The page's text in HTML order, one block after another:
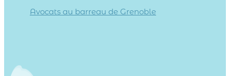
Avocats au barreau de Grenoble